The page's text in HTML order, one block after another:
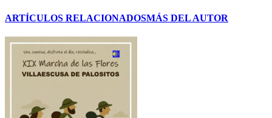
ARTÍCULOS RELACIONADOSMÁS DEL AUTOR